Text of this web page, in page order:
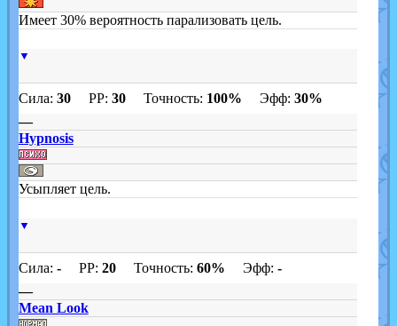
Имеет 30% вероятность парализовать цель.
▼
Сила: 30PP: 30Точность: 100% Эфф: 30%
—
Hypnosis
Усыпляет цель.
▼
Сила: -PP: 20Точность: 60% Эфф: -
—
Mean Look